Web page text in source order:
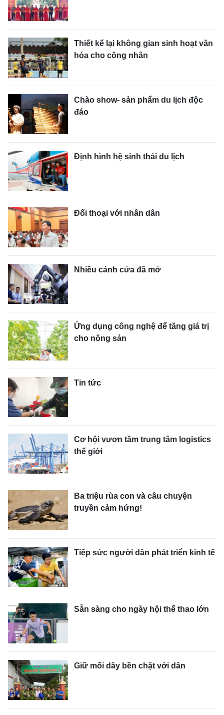
Thiết kế lại không gian sinh hoạt văn
hóa cho công nhân
Chào show- sản phẩm du lịch độc
đáo
Định hình hệ sinh thái du lịch
Đối thoại với nhân dân
Nhiều cánh cửa đã mở
Ứng dụng công nghệ để tăng giá trị
cho nông sản
Tin tức
Cơ hội vươn tầm trung tâm logistics
thế giới
Ba triệu rùa con và câu chuyện
truyền cảm hứng!
Tiếp sức người dân phát triển kinh tế
Sẵn sàng cho ngày hội thể thao lớn
Giữ mối dây bền chặt với dân